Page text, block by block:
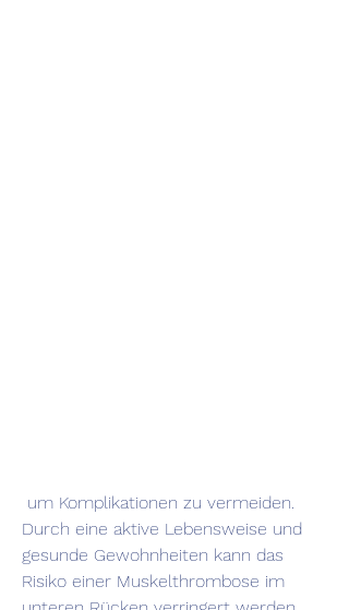
Durch eine aktive Lebensweise und
gesunde Gewohnheiten kann das
Risiko einer Muskelthrombose im